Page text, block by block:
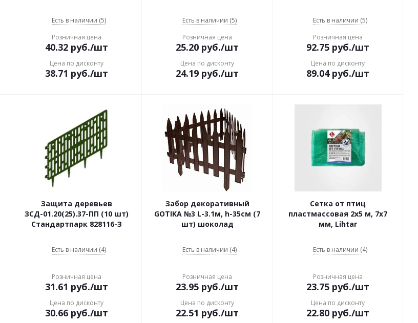
Есть в наличии (5)
Розничная цена
40.32 руб./шт
Цена по дисконту
38.71 руб./шт
Есть в наличии (5)
Розничная цена
25.20 руб./шт
Цена по дисконту
24.19 руб./шт
Есть в наличии (5)
Розничная цена
92.75 руб./шт
Цена по дисконту
89.04руб./шт
Защита деревьев
ЗСД-01.20(25).37-ПП (10 шт)
Стандартпарк 828116-З
Есть в наличии (4)
Розничная цена
31.61 руб./шт
Цена по дисконту
30.66 руб./шт
Забор декоративный
GOTIKA №3 L-3.1м, h-35cм (7
шт) шоколад
Есть в наличии (4)
Розничная цена
23.95 руб./шт
Цена по дисконту
22.51 руб./шт
Сетка от птиц
пластмассовая 2х5 м, 7х7
мм, Lihtar
Есть в наличии (4)
Розничная цена
23.75 руб./шт
Цена по дисконту
22.80 руб./шт